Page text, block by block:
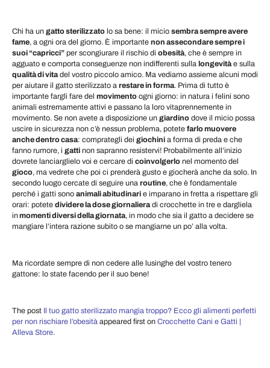
Chi ha un gatto sterilizzato lo sa bene: il micio sembra sempre avere
fame, a ogni ora del giorno. È importante non assecondare sempre i
suoi “capricci” per scongiurare il rischio di obesità, che è sempre in
agguato e comporta conseguenze non indifferenti sulla longevitàe sulla
qualità di vitadel vostro piccolo amico. Ma vediamo assieme alcuni modi
per aiutare il gatto sterilizzato a restare in forma. Prima di tutto è
importante fargli fare del movimento ogni giorno: in natura i felini sono
animali estremamente attivi e passano la loro vitaprennemente in
movimento. Se non avete a disposizione un giardino dove il micio possa
uscire in sicurezza non c’è nessun problema, potete farlo muovere
anche dentro casa: comprategli dei giochini a forma di preda e che
fanno rumore, i gatti non sapranno resistervi! Probabilmente all’inizio
dovrete lanciarglielo voi e cercare di coinvolgerlo nel momento del
gioco, ma vedrete che poi ci prenderà gusto e giocherà anche da solo. In
secondo luogo cercate di seguire una routine, che è fondamentale
perché i gatti sono animali abitudinari e imparano in fretta a rispettare gli
orari: potete dividere la dose giornalieradi crocchette in tre e dargliela
inmomenti diversi della giornata, in modo che sia il gatto a decidere se
mangiare l’intera razione subito o se mangiarne un po’ alla volta.
Ma ricordate sempre di non cedere alle lusinghe del vostro tenero
gattone: lo state facendo per il suo bene!
The post Il tuo gatto sterilizzato mangia troppo? Ecco gli alimenti perfetti
per non rischiare l’obesità appeared first on Crocchette Cani e Gatti |
Alleva Store.